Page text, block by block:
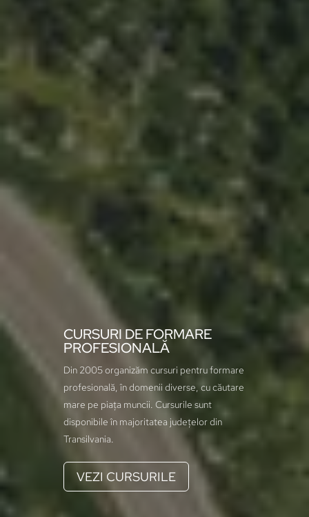
CURSURI DE FORMARE
PROFESIONALĂ
Din 2005 organizăm cursuri pentru formare
profesională, în domenii diverse, cu căutare
mare pe piața muncii. Cursurile sunt
disponibile în majoritatea județelor din
Transilvania.
VEZI CURSURILE